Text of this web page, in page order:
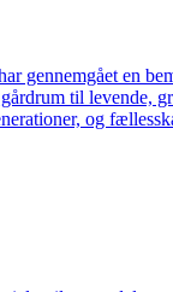
gennemgået en
til levende,
og